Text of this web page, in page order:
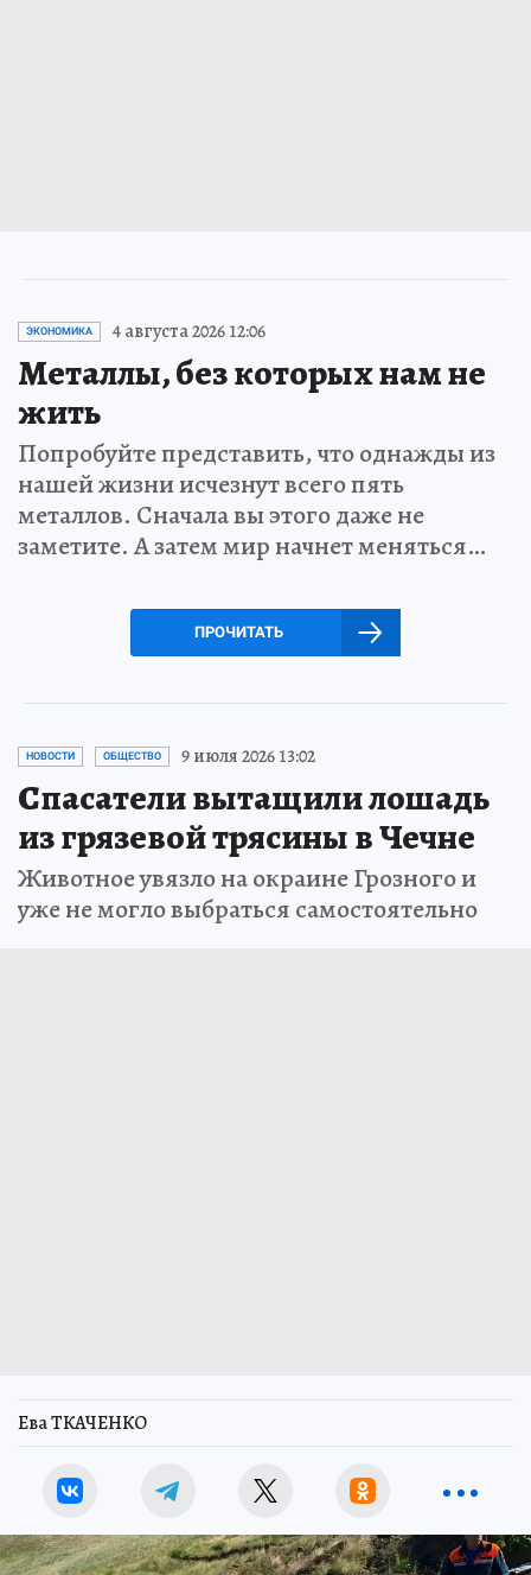
ЭКОНОМИКА 4 августа 2026 12:06
Металлы, без которых нам не
жить
Попробуйте представить, что однажды из
нашей жизни исчезнут всего пять
металлов. Сначала вы этого даже не
заметите. А затем мир начнет меняться…
ПРОЧИТАТЬ
НОВОСТИ ОБЩЕСТВО 9 июля 2026 13:02
Спасатели вытащили лошадь
из грязевой трясины в Чечне
Животное увязло на окраине Грозного и
уже не могло выбраться самостоятельно
Ева ТКАЧЕНКО